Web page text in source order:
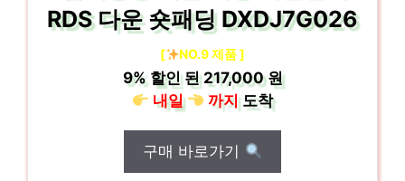
RDS 다운 숏패딩 DXDJ7G026
[ NO.9 제품 ]
9%할인 된217,000 원
내일
까지도착
구매 바로가기